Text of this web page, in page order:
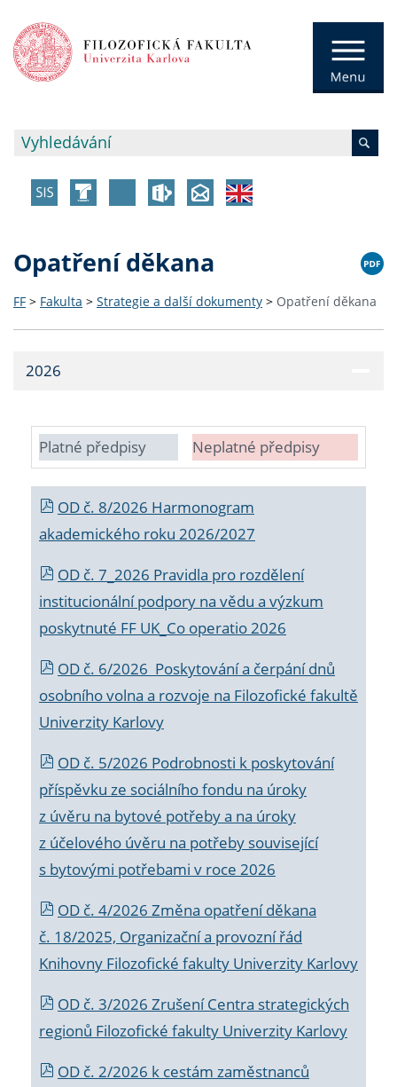
Opatření děkana
FF > Fakulta > Strategie a další dokumenty > Opatření děkana
2026
Platné předpisy Neplatné předpisy
OD č. 8/2026 Harmonogram
akademického roku 2026/2027
OD č. 7_2026 Pravidla pro rozdělení
institucionální podpory na vědu a výzkum
poskytnuté FF UK_Co operatio 2026
OD č. 6/2026 Poskytování a čerpání dnů
osobního volna a rozvoje na Filozofické fakultě
Univerzity Karlovy
OD č. 5/2026 Podrobnosti k poskytování
příspěvku ze sociálního fondu na úroky
z úvěru na bytové potřeby a na úroky
z účelového úvěru na potřeby související
s bytovými potřebami v roce 2026
OD č. 4/2026 Změna opatření děkana
č. 18/2025, Organizační a provozní řád
Knihovny Filozofické fakulty Univerzity Karlovy
OD č. 3/2026 Zrušení Centra strategických
regionů Filozofické fakulty Univerzity Karlovy
OD č. 2/2026 k cestám zaměstnanců